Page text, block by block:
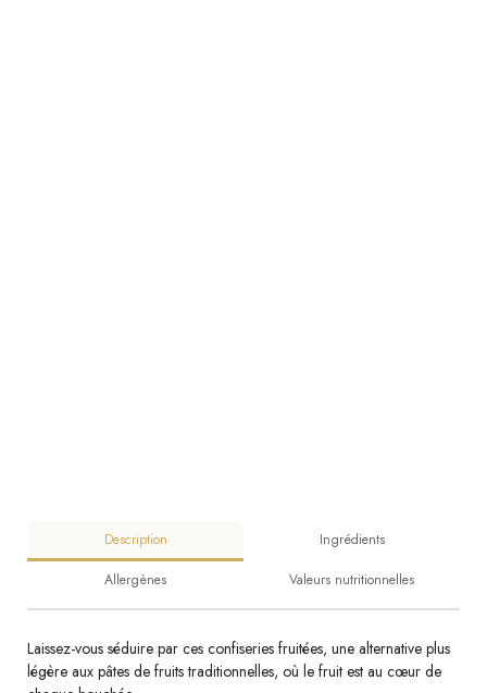
Description Ingrédients
Allergènes Valeurs nutritionnelles
Laissez-vous séduire par ces confiseries fruitées, une alternative plus
légère aux pâtes de fruits traditionnelles, où le fruit est au cœur de